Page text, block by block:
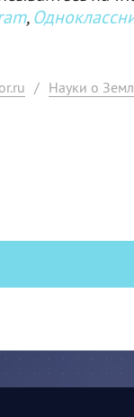
,
/ Науки о